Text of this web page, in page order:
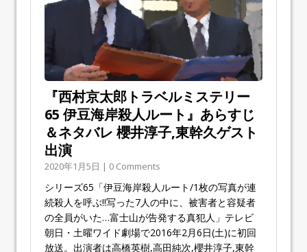
『西村京太郎トラベルミステリー
65 伊豆海岸殺人ルート』あらすじ
＆ネタバレ 櫻井淳子,東幹久ゲスト
出演
2020年1月5日 | 0 Comments
シリーズ65「伊豆海岸殺人ルート/1枚の写真が連
続殺人を呼ぶ!!写った7人の中に、被害者と容疑者
の全員がいた…富士山が告発する真犯人」テレビ
朝日・土曜ワイド劇場で2016年2月6日(土)に初回
放送。出演者は高橋英樹,高田純次,櫻井淳子,東幹